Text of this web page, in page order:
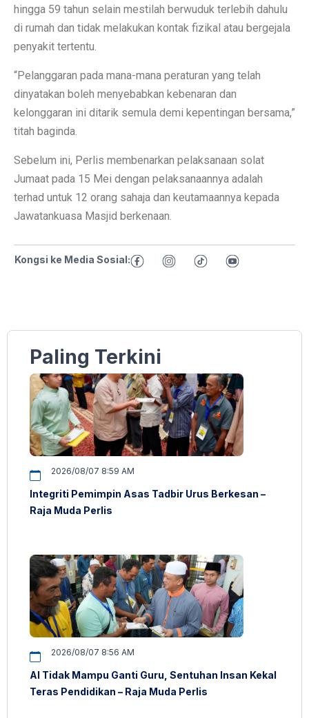
hingga 59 tahun selain mestilah berwuduk terlebih dahulu
di rumah dan tidak melakukan kontak fizikal atau bergejala
penyakit tertentu.
“Pelanggaran pada mana-mana peraturan yang telah
dinyatakan boleh menyebabkan kebenaran dan
kelonggaran ini ditarik semula demi kepentingan bersama,”
titah baginda.
Sebelum ini, Perlis membenarkan pelaksanaan solat
Jumaat pada 15 Mei dengan pelaksanaannya adalah
terhad untuk 12 orang sahaja dan keutamaannya kepada
Jawatankuasa Masjid berkenaan.
Kongsi ke Media Sosial:
Paling Terkini
2026/08/07 8:59 AM
Integriti Pemimpin Asas Tadbir Urus Berkesan –
Raja Muda Perlis
2026/08/07 8:56 AM
AI Tidak Mampu Ganti Guru, Sentuhan Insan Kekal
Teras Pendidikan – Raja Muda Perlis